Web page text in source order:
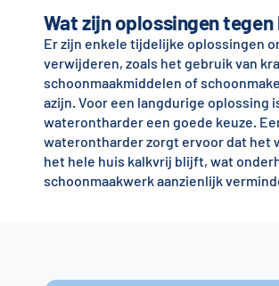
Wat zijn oplossingen tegen
Er zijn enkele tijdelijke oplossingen
verwijderen, zoals het gebruik van
schoonmaakmiddelen of
azijn. Voor een langdurige oplossing
waterontharder een goede keuze.
waterontharder zorgt ervoor dat het
het hele huis kalkvrij blijft, wat
schoonmaakwerk aanzienlijk